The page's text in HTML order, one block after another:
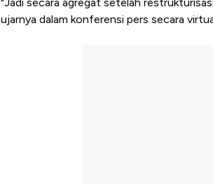
ujarnya dalam konferensi pers secara